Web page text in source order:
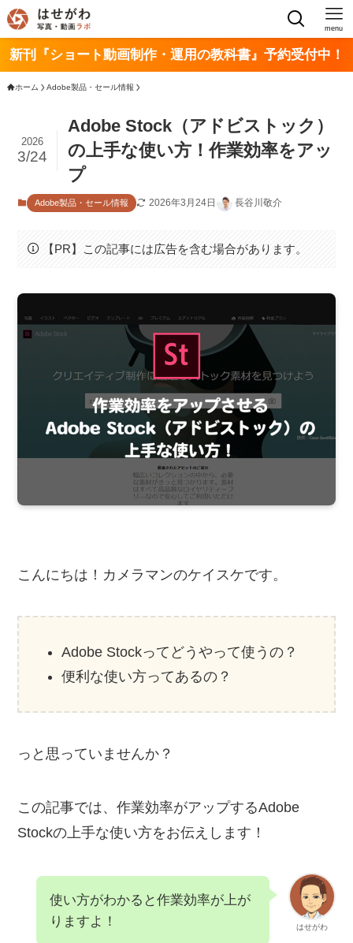
menu
新刊『ショート動画制作・運用の教科書』予約受付中！
ホーム Adobe製品・セール情報
Adobe Stock（アドビストック）
の上手な使い方！作業効率をアッ
プ
2026
3/24
Adobe製品・セール情報 2026年3月24日 長谷川敬介
【PR】この記事には広告を含む場合があります。
こんにちは！カメラマンのケイスケです。
Adobe Stockってどうやって使うの？
便利な使い方ってあるの？
っと思っていませんか？
この記事では、作業効率がアップするAdobe
Stockの上手な使い方をお伝えします！
はせがわ
使い方がわかると作業効率が上が
りますよ！